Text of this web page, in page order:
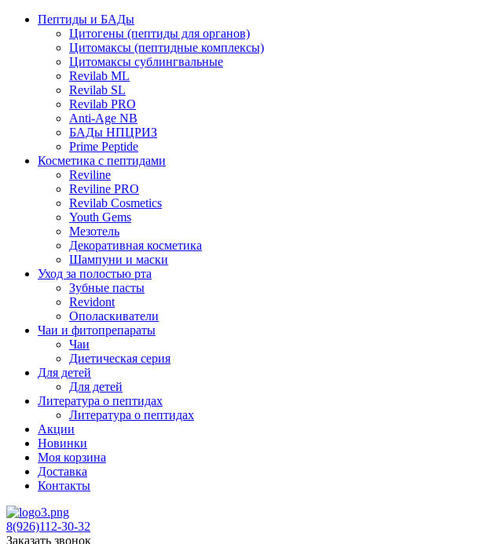
Пептиды и БАДы
Цитогены (пептиды для органов)
Цитомаксы (пептидные комплексы)
Цитомаксы сублингвальные
Revilab ML
Revilab SL
Revilab PRO
Anti-Age NB
БАДы НПЦРИЗ
Prime Peptide
Косметика с пептидами
Reviline
Reviline PRO
Revilab Cosmetics
Youth Gems
Мезотель
Декоративная косметика
Шампуни и маски
Уход за полостью рта
Зубные пасты
Revidont
Ополаскиватели
Чаи и фитопрепараты
Чаи
Диетическая серия
Для детей
Для детей
Литература о пептидах
Литература о пептидах
Акции
Новинки
Моя корзина
Доставка
Контакты
8(926)112-30-32
Заказать звонок